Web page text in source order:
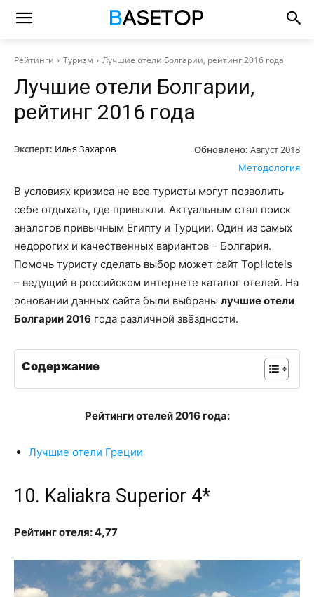
Рейтинги Туризм Лучшие отели Болгарии, рейтинг 2016 года
Лучшие отели Болгарии,
рейтинг 2016 года
Эксперт: Илья Захаров Обновлено: Август 2018
Методология
В условиях кризиса не все туристы могут позволить
себе отдыхать, где привыкли. Актуальным стал поиск
аналогов привычным Египту и Турции. Один из самых
недорогих и качественных вариантов – Болгария.
Помочь туристу сделать выбор может сайт TopHotels
– ведущий в российском интернете каталог отелей. На
основании данных сайта были выбраны лучшие отели
Болгарии 2016 года различной звёздности.
Содержание
Рейтинги отелей 2016 года:
Лучшие отели Греции
10. Kaliakra Superior 4*
Рейтинг отеля: 4,77